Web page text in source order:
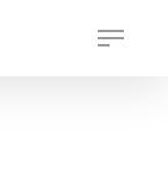
Menu